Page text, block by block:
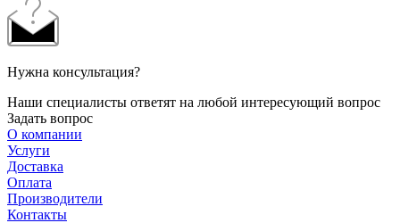
Нужна консультация?
Наши специалисты ответят на любой интересующий вопрос
Задать вопрос
О компании
Услуги
Доставка
Оплата
Производители
Контакты